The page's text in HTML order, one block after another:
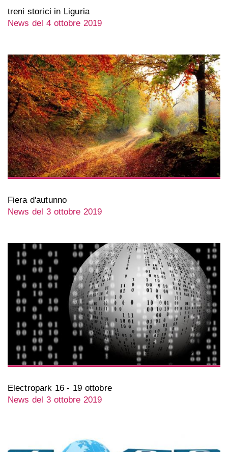
treni storici in Liguria
News del 4 ottobre 2019
Fiera d'autunno
News del 3 ottobre 2019
Electropark 16 - 19 ottobre
News del 3 ottobre 2019